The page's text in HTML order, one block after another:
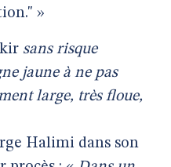
»
sans risque
jaune à ne pas
large, très floue,
Halimi dans son